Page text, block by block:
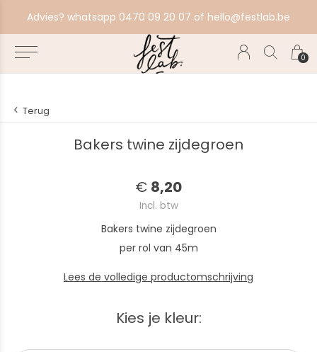
0
Advies? whatsapp 0470 09 20 07 of hello@festlab.be
Terug
Bakers twine zijdegroen
€ 8,20
Incl. btw
Bakers twine zijdegroen
per rol van 45m
Lees de volledige productomschrijving
Kies je kleur: